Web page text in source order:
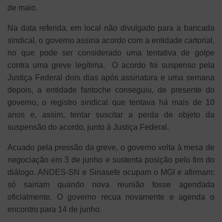
de maio.
Na data referida, em local não divulgado para a bancada
sindical, o governo assina acordo com a entidade cartorial,
no que pode ser considerado uma tentativa de golpe
contra uma greve legítima. O acordo foi suspenso pela
Justiça Federal dois dias após assinatura e uma semana
depois, a entidade fantoche conseguiu, de presente do
governo, o registro sindical que tentava há mais de 10
anos e, assim, tentar suscitar a perda de objeto da
suspensão do acordo, junto à Justiça Federal.
Acuado pela pressão da greve, o governo volta à mesa de
negociação em 3 de junho e sustenta posição pelo fim do
diálogo. ANDES-SN e Sinasefe ocupam o MGI e afirmam:
só sairiam quando nova reunião fosse agendada
oficialmente. O governo recua novamente e agenda o
encontro para 14 de junho.